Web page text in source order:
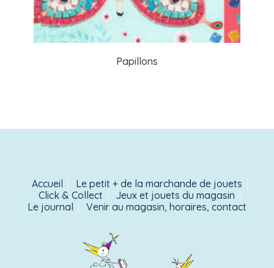
Papillons
Accueil
Le petit + de la marchande de jouets
Click & Collect
Jeux et jouets du magasin
Le journal
Venir au magasin, horaires, contact